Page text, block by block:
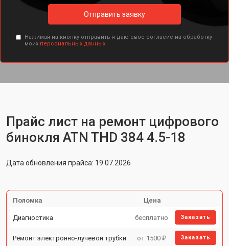
Отправить заявку
Нажимая на кнопку отправить я даю свое согласие на обработку
моих персональных данных.
Прайс лист на ремонт цифрового
бинокля ATN THD 384 4.5-18
Дата обновления прайса: 19.07.2026
Поломка Цена
Диагностика бесплатно Заказать
Ремонт электронно-лучевой трубки от 1500 ₽ Заказать